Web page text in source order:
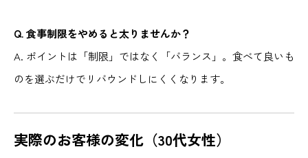
Q. 食事制限をやめると太りませんか？
A. ポイントは「制限」ではなく「バランス」。食べて良いも
のを選ぶだけでリバウンドしにくくなります。
実際のお客様の変化（30代女性）